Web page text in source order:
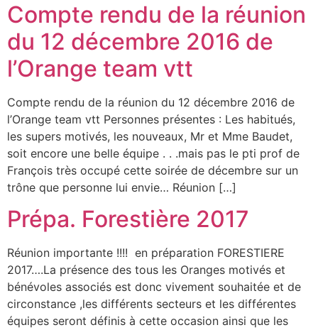
Compte rendu de la réunion
du 12 décembre 2016 de
l’Orange team vtt
Compte rendu de la réunion du 12 décembre 2016 de
l’Orange team vtt Personnes présentes : Les habitués,
les supers motivés, les nouveaux, Mr et Mme Baudet,
soit encore une belle équipe . . .mais pas le pti prof de
François très occupé cette soirée de décembre sur un
trône que personne lui envie… Réunion […]
Prépa. Forestière 2017
Réunion importante !!!! en préparation FORESTIERE
2017….La présence des tous les Oranges motivés et
bénévoles associés est donc vivement souhaitée et de
circonstance ,les différents secteurs et les différentes
équipes seront définis à cette occasion ainsi que les